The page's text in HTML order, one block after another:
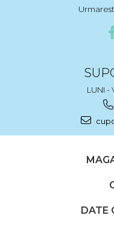
LUNI -
DATE